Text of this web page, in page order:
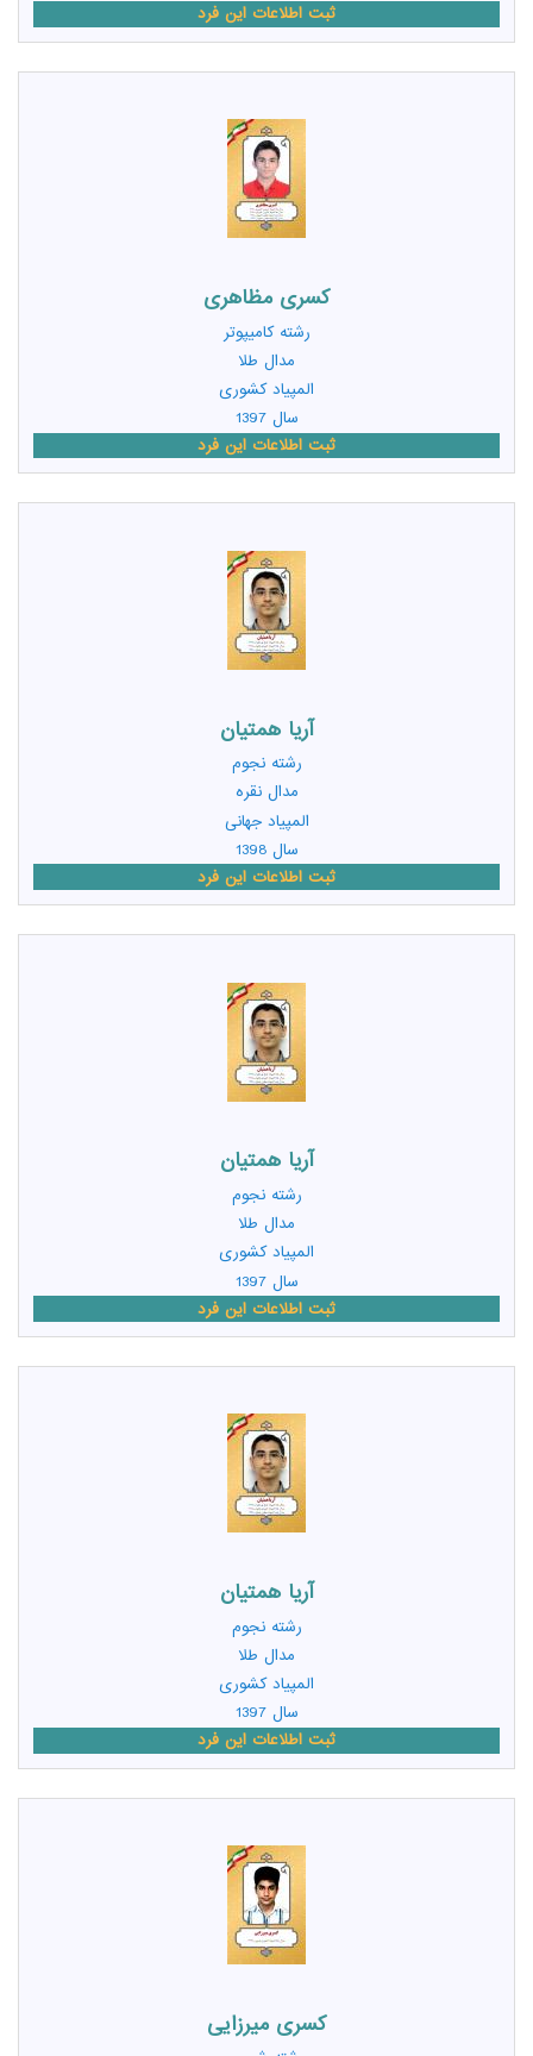
ثبت اطلاعات این فرد
کسری مظاهری
رشته کامیپوتر
مدال طلا
المپیاد کشوری
سال 1397
ثبت اطلاعات این فرد
آریا همتیان
رشته نجوم
مدال نقره
المپیاد جهانی
سال 1398
ثبت اطلاعات این فرد
آریا همتیان
رشته نجوم
مدال طلا
المپیاد کشوری
سال 1397
ثبت اطلاعات این فرد
آریا همتیان
رشته نجوم
مدال طلا
المپیاد کشوری
سال 1397
ثبت اطلاعات این فرد
کسری میرزایی